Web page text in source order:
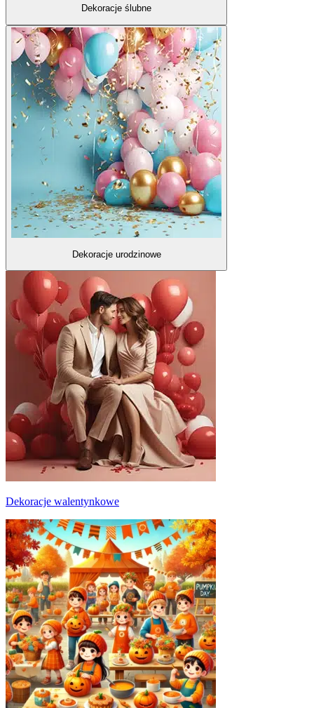
Dekoracje ślubne
Dekoracje urodzinowe
Dekoracje walentynkowe